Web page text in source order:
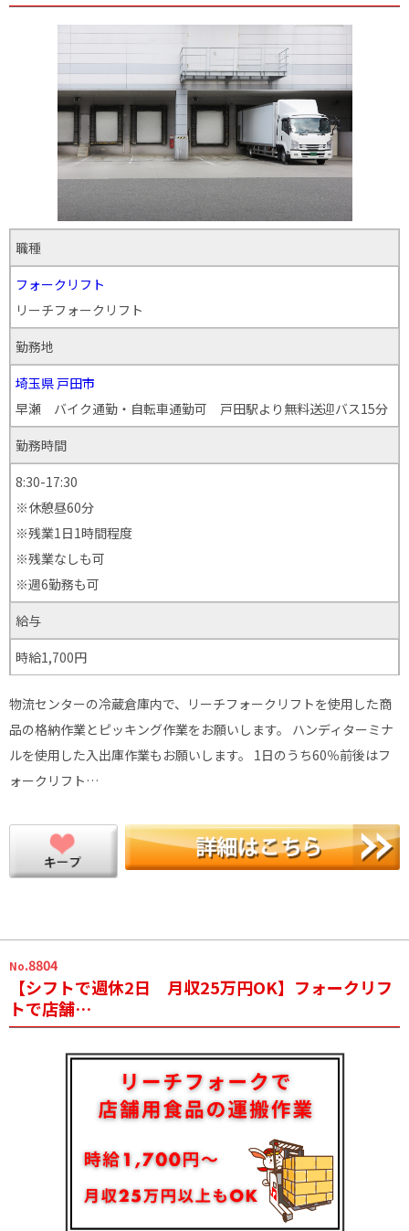
職種
フォークリフト
リーチフォークリフト
勤務地
埼玉県 戸田市
早瀬 バイク通勤・自転車通勤可 戸田駅より無料送迎バス15分
勤務時間
8:30-17:30
※休憩昼60分
※残業1日1時間程度
※残業なしも可
※週6勤務も可
給与
時給1,700円
物流センターの冷蔵倉庫内で、リーチフォークリフトを使用した商
品の格納作業とピッキング作業をお願いします。 ハンディターミナ
ルを使用した入出庫作業もお願いします。 1日のうち60％前後はフ
ォークリフト…
No.8804
【シフトで週休2日 月収25万円OK】フォークリフ
トで店舗…